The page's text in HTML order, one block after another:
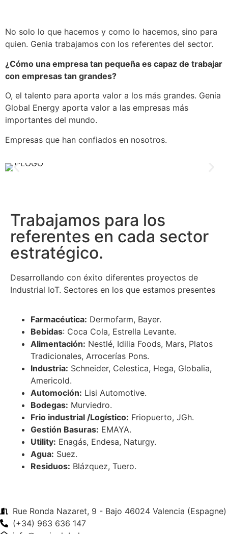
No solo lo que hacemos y como lo hacemos, sino para
quien. Genia trabajamos con los referentes del sector.
¿Cómo una empresa tan pequeña es capaz de trabajar
con empresas tan grandes?
O, el talento para aporta valor a los más grandes. Genia
Global Energy aporta valor a las empresas más
importantes del mundo.
Empresas que han confiados en nosotros.
Trabajamos para los
referentes en cada sector
estratégico.
Desarrollando con éxito diferentes proyectos de
Industrial IoT. Sectores en los que estamos presentes
Farmacéutica: Dermofarm, Bayer.
Bebidas: Coca Cola, Estrella Levante.
Alimentación: Nestlé, Idilia Foods, Mars, Platos
Tradicionales, Arrocerías Pons.
Industria: Schneider, Celestica, Hega, Globalia,
Americold.
Automoción: Lisi Automotive.
Bodegas: Murviedro.
Frio industrial /Logístico: Friopuerto, JGh.
Gestión Basuras: EMAYA.
Utility: Enagás, Endesa, Naturgy.
Agua: Suez.
Residuos: Blázquez, Tuero.
Rue Ronda Nazaret, 9 - Bajo 46024 Valencia (Espagne)
(+34) 963 636 147